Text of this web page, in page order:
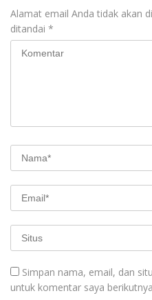
Alamat email Anda tidak akan
ditandai *
Simpan nama, email, dan
untuk komentar saya